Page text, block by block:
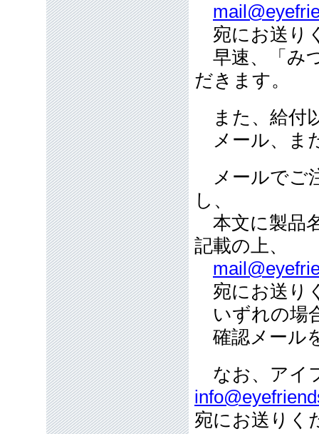
宛にお送り
早速、「み
だきます。
また、給付
メール、ま
メールでご
し、
本文に製品
記載の上、
宛にお送り
いずれの場
確認メール
なお、アイ
宛にお送りく